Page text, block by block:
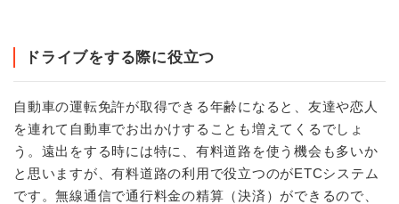
ドライブをする際に役立つ
自動車の運転免許が取得できる年齢になると、友達や恋人
を連れて自動車でお出かけすることも増えてくるでしょ
う。遠出をする時には特に、有料道路を使う機会も多いか
と思いますが、有料道路の利用で役立つのがETCシステム
です。無線通信で通行料金の精算（決済）ができるので、